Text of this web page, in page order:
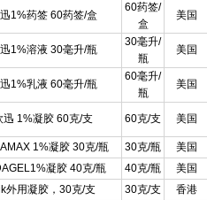
1%药签 60药签/盒
60药签/
盒
美国
1%溶液 30毫升/瓶
30毫升/
瓶
美国
1%乳液 60毫升/瓶
60毫升/
瓶
美国
迅 1%凝胶 60克/支 60克/支 美国
1%凝胶 30克/瓶 30克/瓶 美国
凝胶 40克/瓶 40克/瓶 美国
外用凝胶，30克/支 30克/支 香港